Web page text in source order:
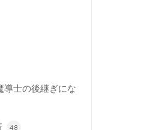
導士の後継ぎにな
48